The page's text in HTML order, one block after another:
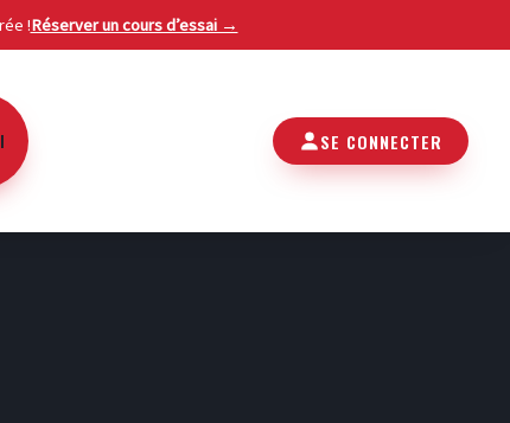
!Réserver un cours d’essai →
SE CONNECTER